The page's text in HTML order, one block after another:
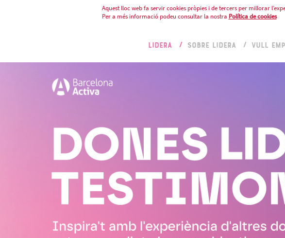
Aquest lloc web fa servir cookies pròpies i de tercers per millorar
Per a més informació podeu consultar la nostra Política de cookies
LIDERA SOBRE LIDERA VULL